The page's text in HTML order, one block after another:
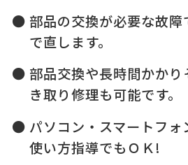
部品の交換が必要な故
で直します。
部品交換や長時間かかり
き取り修理も可能です。
パソコン・スマートフォ
使い方指導でもＯＫ!